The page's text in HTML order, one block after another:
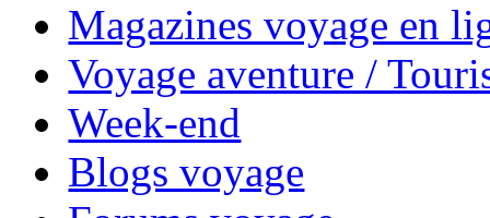
Magazines voyage en
Voyage aventure /
Week-end
Blogs voyage